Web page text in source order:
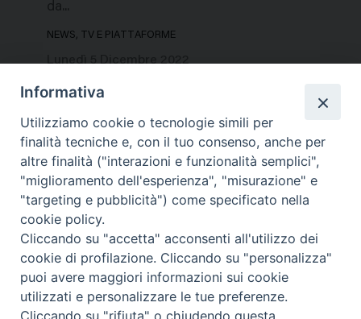
da...
NEWS, TV E PIATTAFORME
Informativa
Utilizziamo cookie o tecnologie simili per
finalità tecniche e, con il tuo consenso, anche per
altre finalità ("interazioni e funzionalità semplici",
"miglioramento dell'esperienza", "misurazione" e
"targeting e pubblicità") come specificato nella
cookie policy.
Cliccando su "accetta" acconsenti all'utilizzo dei
cookie di profilazione. Cliccando su "personalizza"
puoi avere maggiori informazioni sui cookie
utilizzati e personalizzare le tue preferenze.
Cliccando su "rifiuta" o chiudendo questa